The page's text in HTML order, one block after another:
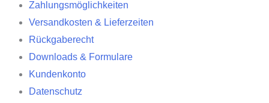
Zahlungsmöglichkeiten
Versandkosten & Lieferzeiten
Rückgaberecht
Downloads & Formulare
Kundenkonto
Datenschutz